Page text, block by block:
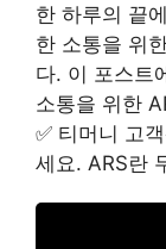
한 하루의 끝
한 소통을 위
다. 이 포스트
소통을 위한
✅ 티머니 고
세요. ARS란